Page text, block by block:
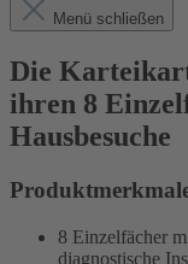
Menü schließen
Die
ihren 8
Hausbesuche
8 Einzelfächer
diagnostische